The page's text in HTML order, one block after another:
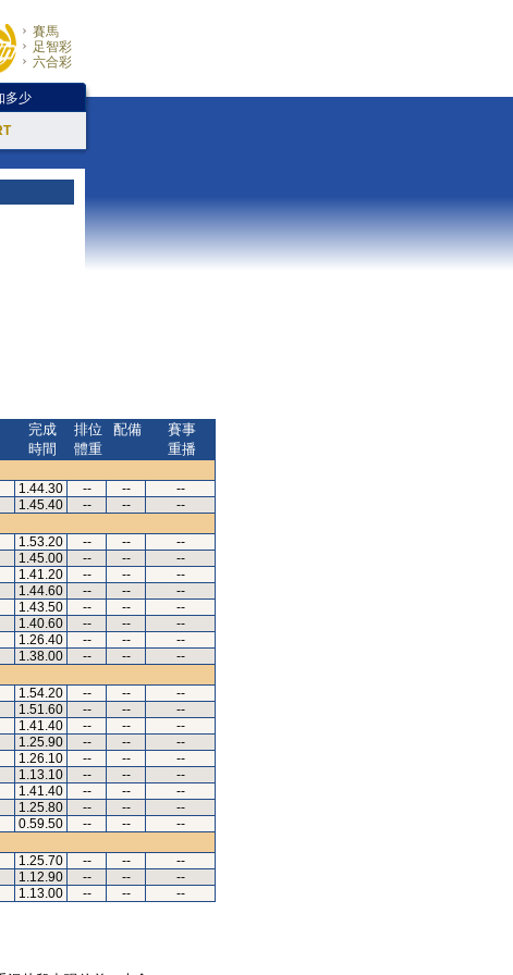
賽馬
足智彩
六合彩
多少
完成
時間
排位
體重
配備
賽事
重播
1.44.30 -- --
--
1.45.40 -- --
--
1.53.20 -- --
--
1.45.00 -- --
--
1.41.20 -- --
--
1.44.60 -- --
--
1.43.50 -- --
--
1.40.60 -- --
--
1.26.40 -- --
--
1.38.00 -- --
--
1.54.20 -- --
--
1.51.60 -- --
--
1.41.40 -- --
--
1.25.90 -- --
--
1.26.10 -- --
--
1.13.10 -- --
--
1.41.40 -- --
--
1.25.80 -- --
--
0.59.50 -- --
--
1.25.70 -- --
--
1.12.90 -- --
--
1.13.00 -- -- --